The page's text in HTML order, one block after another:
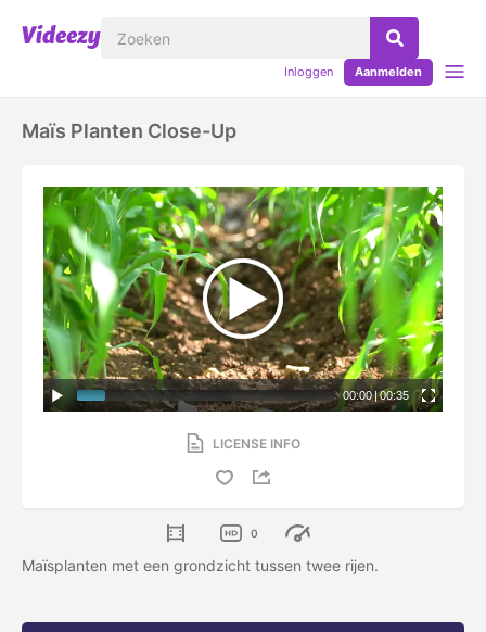
Inloggen Aanmelden
Maïs Planten Close-Up
00:00|00:35
LICENSE INFO
0
Maïsplanten met een grondzicht tussen twee rijen.